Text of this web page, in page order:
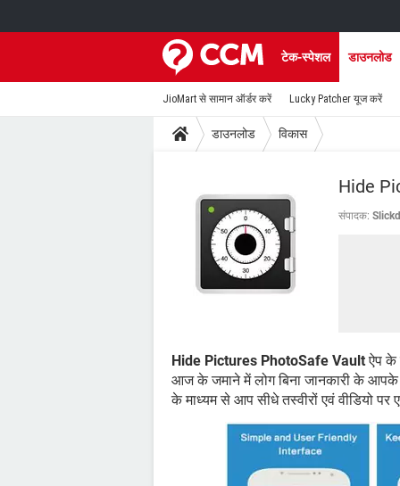
टेक-स्पेशल डाउनलोड
JioMart से सामान ऑर्डर करें Lucky Patcher यूज करें
डाउनलोड विकास
Hide
संपादक:
Hide Pictures PhotoSafe Vaultऐप के
आज के जमाने में लोग बिना जानकारी के
के माध्यम से आप सीधे तस्वीरों एवं वीडियो पर